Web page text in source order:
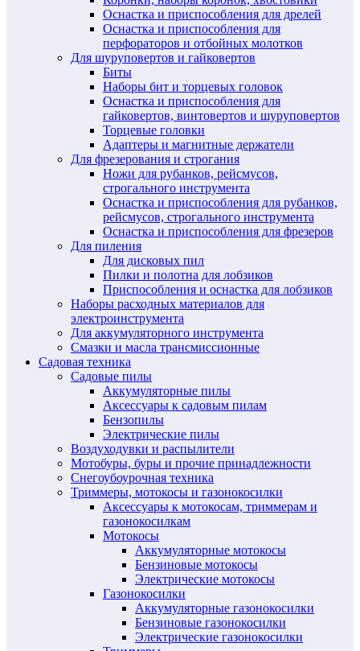
Оснастка и приспособления для дрелей
Оснастка и приспособления для
перфораторов и отбойных молотков
Для шуруповертов и гайковертов
Биты
Наборы бит и торцевых головок
Оснастка и приспособления для
гайковертов, винтовертов и шуруповертов
Торцевые головки
Адаптеры и магнитные держатели
Для фрезерования и строгания
Ножи для рубанков, рейсмусов,
строгального инструмента
Оснастка и приспособления для рубанков,
рейсмусов, строгального инструмента
Оснастка и приспособления для фрезеров
Для пиления
Для дисковых пил
Пилки и полотна для лобзиков
Приспособления и оснастка для лобзиков
Наборы расходных материалов для
электроинструмента
Для аккумуляторного инструмента
Смазки и масла трансмиссионные
Садовая техника
Садовые пилы
Аккумуляторные пилы
Аксессуары к садовым пилам
Бензопилы
Электрические пилы
Воздуходувки и распылители
Мотобуры, буры и прочие принадлежности
Снегоубоурочная техника
Триммеры, мотокосы и газонокосилки
Аксессуары к мотокосам, триммерам и
газонокосилкам
Мотокосы
Аккумуляторные мотокосы
Бензиновые мотокосы
Электрические мотокосы
Газонокосилки
Аккумуляторные газонокосилки
Бензиновые газонокосилки
Электрические газонокосилки